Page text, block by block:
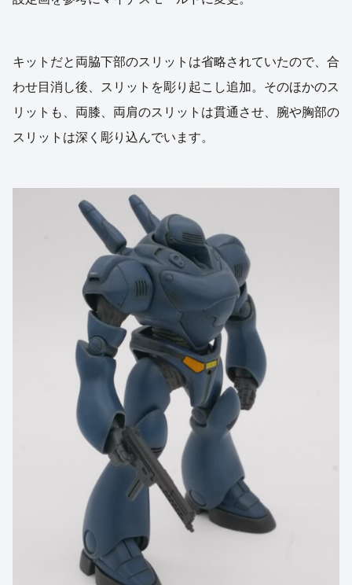
キットだと両脇下部のスリットは省略されていたので、合
わせ目消し後、スリットを彫り起こし追加。そのほかのス
リットも、両膝、両肩のスリットは貫通させ、腕や胸部の
スリットは深く彫り込んでいます。